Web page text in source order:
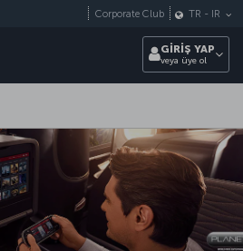
Corporate Club TR - IR
GİRİŞ YAP
veya üye ol